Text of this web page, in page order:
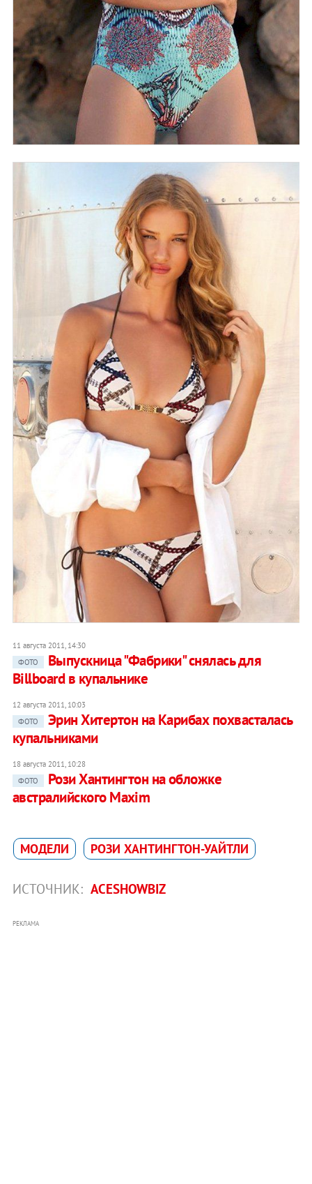
11 августа 2011, 14:30
ФОТО
Выпускница "Фабрики" снялась для
Billboard в купальнике
12 августа 2011, 10:03
ФОТО
Эрин Хитертон на Карибах похвасталась
купальниками
18 августа 2011, 10:28
ФОТО
Рози Хантингтон на обложке
австралийского Maxim
МОДЕЛИ РОЗИ ХАНТИНГТОН-УАЙТЛИ
ИСТОЧНИК: ACESHOWBIZ
РЕКЛАМА